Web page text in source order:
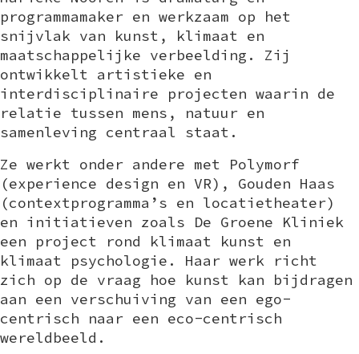
programmamaker en werkzaam op het
snijvlak van kunst, klimaat en
maatschappelijke verbeelding. Zij
ontwikkelt artistieke en
interdisciplinaire projecten waarin de
relatie tussen mens, natuur en
samenleving centraal staat.
Ze werkt onder andere met Polymorf
(experience design en VR), Gouden Haas
(contextprogramma’s en locatietheater)
en initiatieven zoals De Groene Kliniek
een project rond klimaat kunst en
klimaat psychologie. Haar werk richt
zich op de vraag hoe kunst kan bijdragen
aan een verschuiving van een ego-
centrisch naar een eco-centrisch
wereldbeeld.